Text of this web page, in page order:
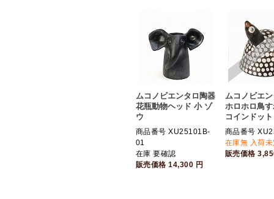
ムコノビエンタロ陶器
花瓶動物ヘッド 小 ゾ
ウ
商品番号 XU25101B-
01
在庫 要確認
販売価格14,300 円
ムコノビエ
ホロホロ鳥
コインドット
商品番号
在庫無 入荷
販売価格